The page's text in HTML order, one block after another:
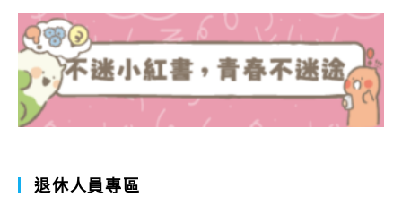
退休人員專區